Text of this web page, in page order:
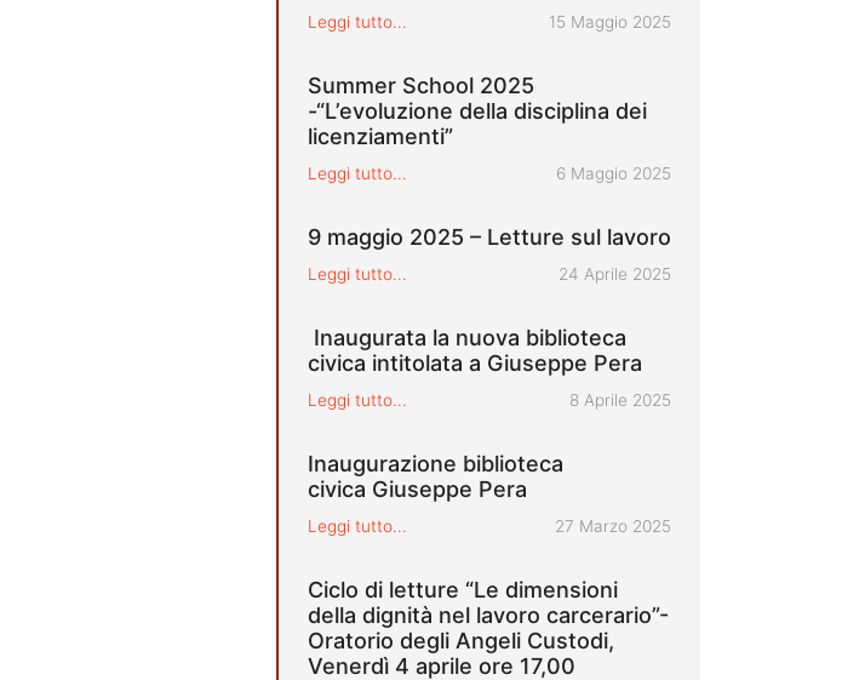
Leggi tutto... Pubblicato il
15 Maggio 2025
Summer School 2025
-“L’evoluzione della disciplina dei
licenziamenti”
Leggi tutto... Pubblicato il
6 Maggio 2025
9 maggio 2025 – Letture sul lavoro
Leggi tutto... Pubblicato il
24 Aprile 2025
Inaugurata la nuova biblioteca
civica intitolata a Giuseppe Pera
Leggi tutto... Pubblicato il
8 Aprile 2025
Inaugurazione biblioteca
civica Giuseppe Pera
Leggi tutto... Pubblicato il
27 Marzo 2025
Ciclo di letture “Le dimensioni
della dignità nel lavoro carcerario”-
Oratorio degli Angeli Custodi,
Venerdì 4 aprile ore 17,00